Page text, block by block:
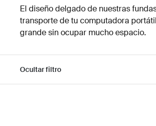
El diseño delgado de nuestras
transporte de tu computadora
grande sin ocupar mucho espacio.
Ocultar filtro